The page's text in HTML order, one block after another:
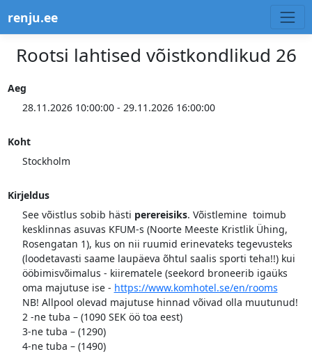
renju.ee
Rootsi lahtised võistkondlikud 26
Aeg
28.11.2026 10:00:00 - 29.11.2026 16:00:00
Koht
Stockholm
Kirjeldus
See võistlus sobib hästi perereisiks. Võistlemine toimub
kesklinnas asuvas KFUM-s (Noorte Meeste Kristlik Ühing,
Rosengatan 1), kus on nii ruumid erinevateks tegevusteks
(loodetavasti saame laupäeva õhtul saalis sporti teha!!) kui
ööbimisvõimalus - kiirematele (seekord broneerib igaüks
oma majutuse ise - https://www.komhotel.se/en/rooms
NB! Allpool olevad majutuse hinnad võivad olla muutunud!
2 -ne tuba – (1090 SEK öö toa eest)
3-ne tuba – (1290)
4-ne tuba – (1490)